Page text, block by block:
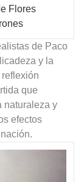
Flores
de Paco
y la
que
naturaleza y
efectos